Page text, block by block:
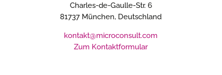
Charles-de-Gaulle-Str. 6
81737 München, Deutschland
kontakt@microconsult.com
Zum Kontaktformular